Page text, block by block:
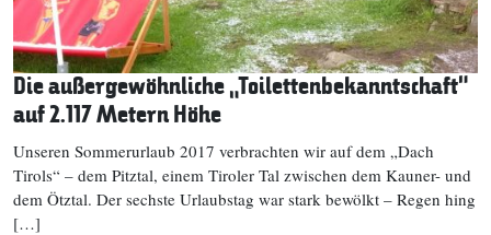
Die außergewöhnliche „Toilettenbekanntschaft“
auf 2.117 Metern Höhe
Unseren Sommerurlaub 2017 verbrachten wir auf dem „Dach
Tirols“ – dem Pitztal, einem Tiroler Tal zwischen dem Kauner- und
dem Ötztal. Der sechste Urlaubstag war stark bewölkt – Regen hing
[…]